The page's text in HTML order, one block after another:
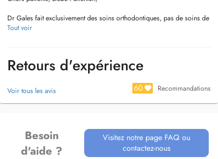
Dr Gales fait exclusivement des soins orthodontiques, pas de soins de
dentisterie générale.
Tout voir
Retours d'expérience
Voir tous les avis 60 Recommandations
Besoin
d'aide ?
Visitez notre page FAQ ou
contactez-nous